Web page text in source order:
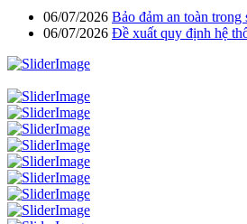
06/07/2026 Bảo đảm an toàn
06/07/2026 Đề xuất quy định hệ